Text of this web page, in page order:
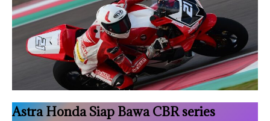
Astra Honda Siap Bawa CBR series